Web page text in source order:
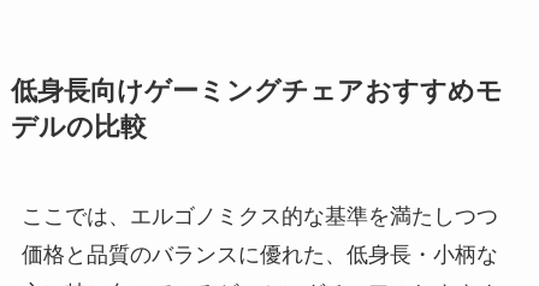
低身長向けゲーミングチェアおすすめモ
デルの比較
ここでは、エルゴノミクス的な基準を満たしつつ
価格と品質のバランスに優れた、低身長・小柄な